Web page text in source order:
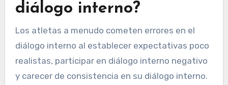
diálogo interno?
Los atletas a menudo cometen errores en el
diálogo interno al establecer expectativas poco
realistas, participar en diálogo interno negativo
y carecer de consistencia en su diálogo interno.